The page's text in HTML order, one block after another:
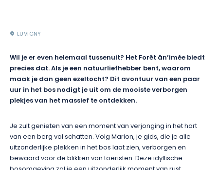
LUVIGNY
Wil je er even helemaal tussenuit? Het Forêt ân’imée biedt
precies dat. Als je een natuurliefhebber bent, waarom
maak je dan geen ezeltocht? Dit avontuur van een paar
uur in het bos nodigt je uit om de mooiste verborgen
plekjes van het massief te ontdekken.
Je zult genieten van een moment van verjonging in het hart
van een berg vol schatten. Volg Marion, je gids, die je alle
uitzonderlijke plekken in het bos laat zien, verborgen en
bewaard voor de blikken van toeristen. Deze idyllische